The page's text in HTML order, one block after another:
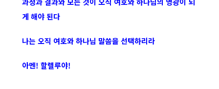
게 해야 된다
나는 오직 여호와 하나님 말씀을 선택하리라
아멘! 할렐루야!